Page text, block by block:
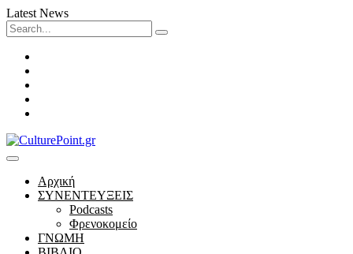
Latest News
Search
for:
Αρχική
ΣΥΝΕΝΤΕΥΞΕΙΣ
Podcasts
Φρενοκομείο
ΓΝΩΜΗ